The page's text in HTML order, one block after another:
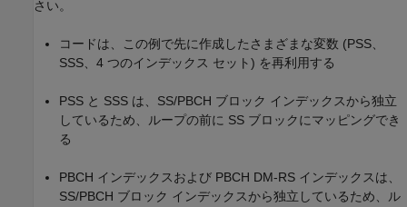
さい。
コードは、この例で先に作成したさまざまな変数 (PSS、
SSS、4 つのインデックス セット) を再利用する
PSS と SSS は、SS/PBCH ブロック インデックスから独立
しているため、ループの前に SS ブロックにマッピングでき
る
PBCH インデックスおよび PBCH DM-RS インデックスは、
SS/PBCH ブロック インデックスから独立しているため、ル